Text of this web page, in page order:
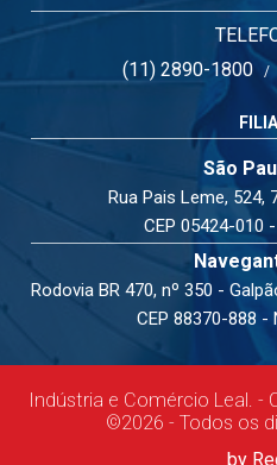
(11) 2890-1800
São
Rua Pais Leme, 524,
CEP 05424-010
Rodovia BR 470, nº 350 -
CEP 88370-888 -
Indústria e Comércio Leal. -
©2026 - Todos os
by